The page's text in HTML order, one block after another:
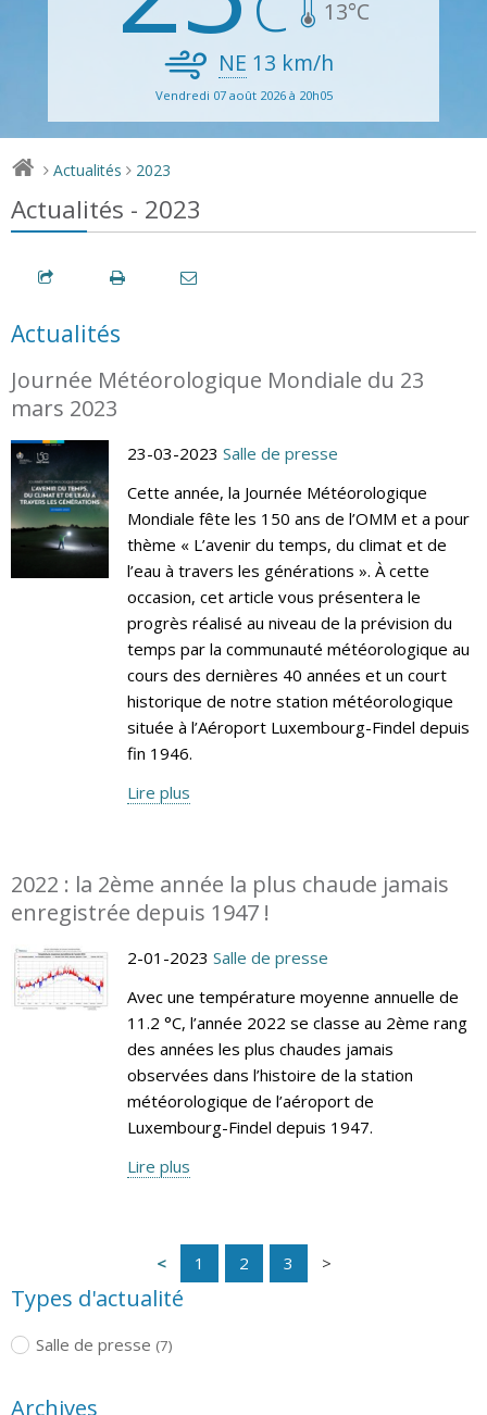
13°C
NE 13 km/h
Vendredi 07 août 2026 à 20h05
> Actualités > 2023
Actualités - 2023
Actualités
Journée Météorologique Mondiale du 23
mars 2023
23-03-2023 Salle de presse
Cette année, la Journée Météorologique
Mondiale fête les 150 ans de l’OMM et a pour
thème « L’avenir du temps, du climat et de
l’eau à travers les générations ». À cette
occasion, cet article vous présentera le
progrès réalisé au niveau de la prévision du
temps par la communauté météorologique au
cours des dernières 40 années et un court
historique de notre station météorologique
située à l’Aéroport Luxembourg-Findel depuis
fin 1946.
Lire plus
2022 : la 2ème année la plus chaude jamais
enregistrée depuis 1947 !
2-01-2023 Salle de presse
Avec une température moyenne annuelle de
11.2 °C, l’année 2022 se classe au 2ème rang
des années les plus chaudes jamais
observées dans l’histoire de la station
météorologique de l’aéroport de
Luxembourg-Findel depuis 1947.
Lire plus
1 2 3
Types d'actualité
Salle de presse (7)
Archives